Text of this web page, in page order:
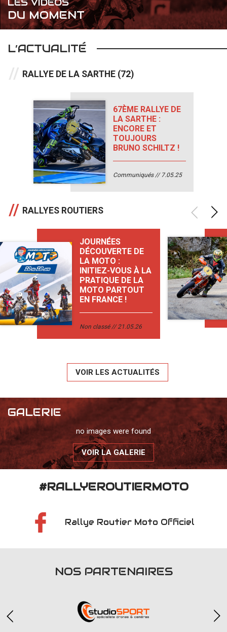
LES VIDÉOS
DU MOMENT
L’ACTUALITÉ
RALLYE DE LA SARTHE (72)
67ÈME RALLYE DE
LA SARTHE :
ENCORE ET
TOUJOURS
BRUNO SCHILTZ !
Communiqués 7.05.25
RALLYES ROUTIERS
JOURNÉES
DÉCOUVERTE DE
LA MOTO :
INITIEZ-VOUS À LA
PRATIQUE DE LA
MOTO PARTOUT
EN FRANCE !
Non classé 21.05.26
VOIR LES ACTUALITÉS
GALERIE
no images were found
VOIR LA GALERIE
#RALLYEROUTIERMOTO
Rallye Routier Moto Officiel
NOS PARTENAIRES